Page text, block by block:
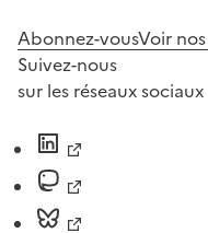
Abonnez-vousVoir
Suivez-nous
sur les réseaux sociaux